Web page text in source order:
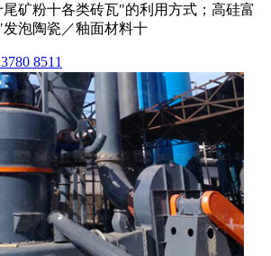
矿粉十各类砖瓦"的利用方式；高硅富
泡陶瓷／釉面材料十
8511